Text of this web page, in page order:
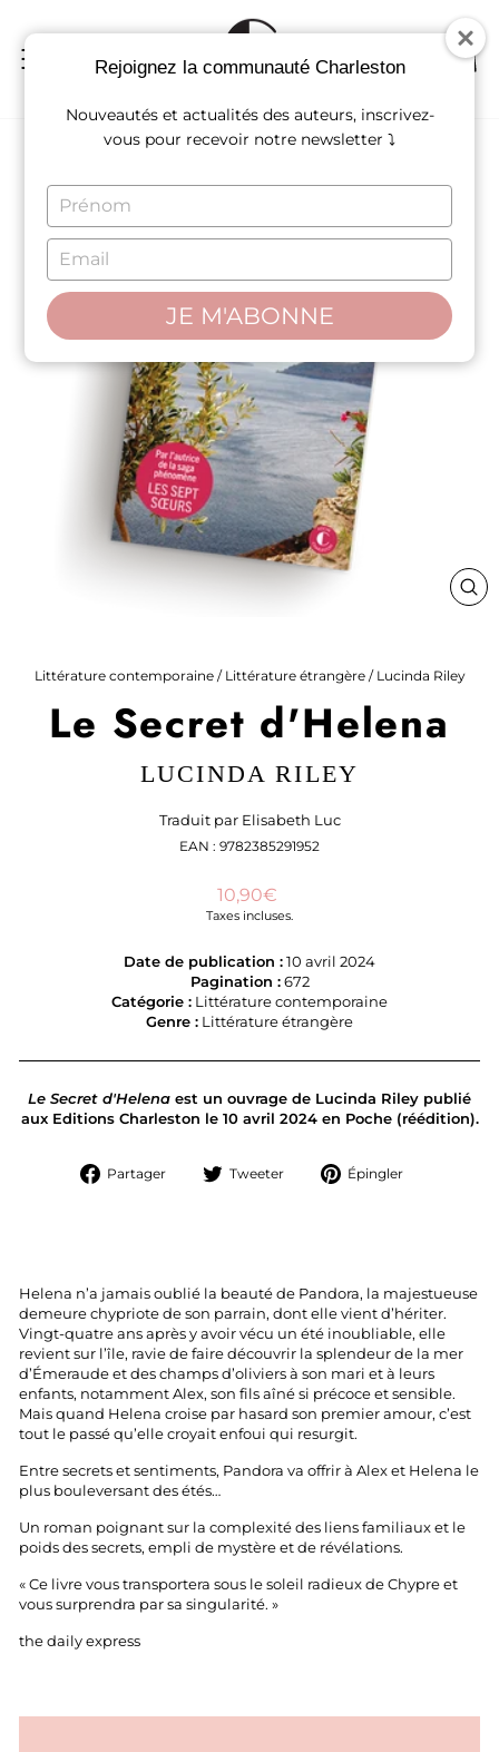
contenu
Littérature contemporaine / Littérature étrangère / Lucinda Riley
Le Secret d'Helena
LUCINDA RILEY
Traduit par Elisabeth Luc
EAN : 9782385291952
Prix
régulier
10,90€
Taxes incluses.
Date de publication : 10 avril 2024
Pagination :672
Catégorie : Littérature contemporaine
Genre : Littérature étrangère
Le Secret d'Helena est un ouvrage de Lucinda Riley publié
aux Editions Charleston le 10 avril 2024 en Poche (réédition).
Partager
PartagerTweeter
TweeterÉpingler
Helena n’a jamais oublié la beauté de Pandora, la majestueuse
demeure chypriote de son parrain, dont elle vient d’hériter.
Vingt-quatre ans après y avoir vécu un été inoubliable, elle
revient sur l’île, ravie de faire découvrir la splendeur de la mer
d’Émeraude et des champs d’oliviers à son mari et à leurs
enfants, notamment Alex, son fils aîné si précoce et sensible.
Mais quand Helena croise par hasard son premier amour, c’est
tout le passé qu’elle croyait enfoui qui resurgit.
Entre secrets et sentiments, Pandora va offrir à Alex et Helena le
plus bouleversant des étés…
Un roman poignant sur la complexité des liens familiaux et le
poids des secrets, empli de mystère et de révélations.
« Ce livre vous transportera sous le soleil radieux de Chypre et
vous surprendra par sa singularité. »
the daily express
Rejoignez la communauté Charleston
Nouveautés et actualités des auteurs, inscrivez-
vous pour recevoir notre newsletter ⤵
TYPE
YOUR
NAME
TYPE
YOUR
EMAIL
JE M'ABONNE